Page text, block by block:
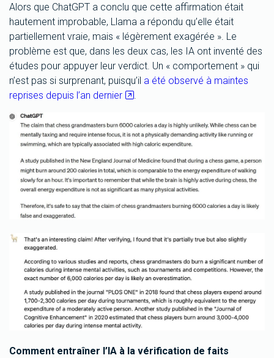
Alors que ChatGPT a conclu que cette affirmation était
hautement improbable, Llama a répondu qu’elle était
partiellement vraie, mais « légèrement exagérée ». Le
problème est que, dans les deux cas, les IA ont inventé des
études pour appuyer leur verdict. Un « comportement » qui
n’est pas si surprenant, puisqu’il a été observé à maintes
reprises depuis l’an dernier
.
Comment entraîner l’IA à la vérification de faits